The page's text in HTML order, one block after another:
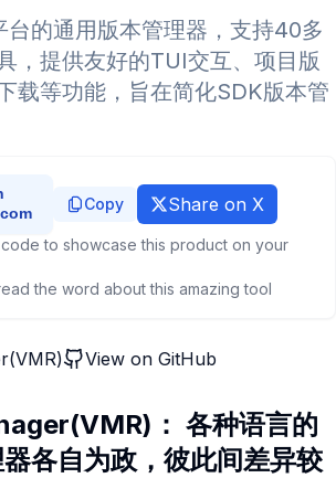
的通用版本管理器，支持40多
，提供友好的TUI交互、项目版
载等功能，旨在简化SDK版本管
Copy Share on X
to showcase this product on your
the word about this amazing tool
View on GitHub
： 各种语言的
各自为政，彼此间差异较